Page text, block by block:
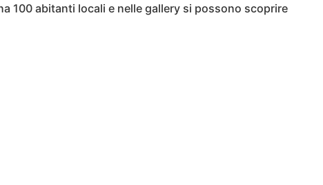
100 abitanti locali e nelle gallery si possono scoprire